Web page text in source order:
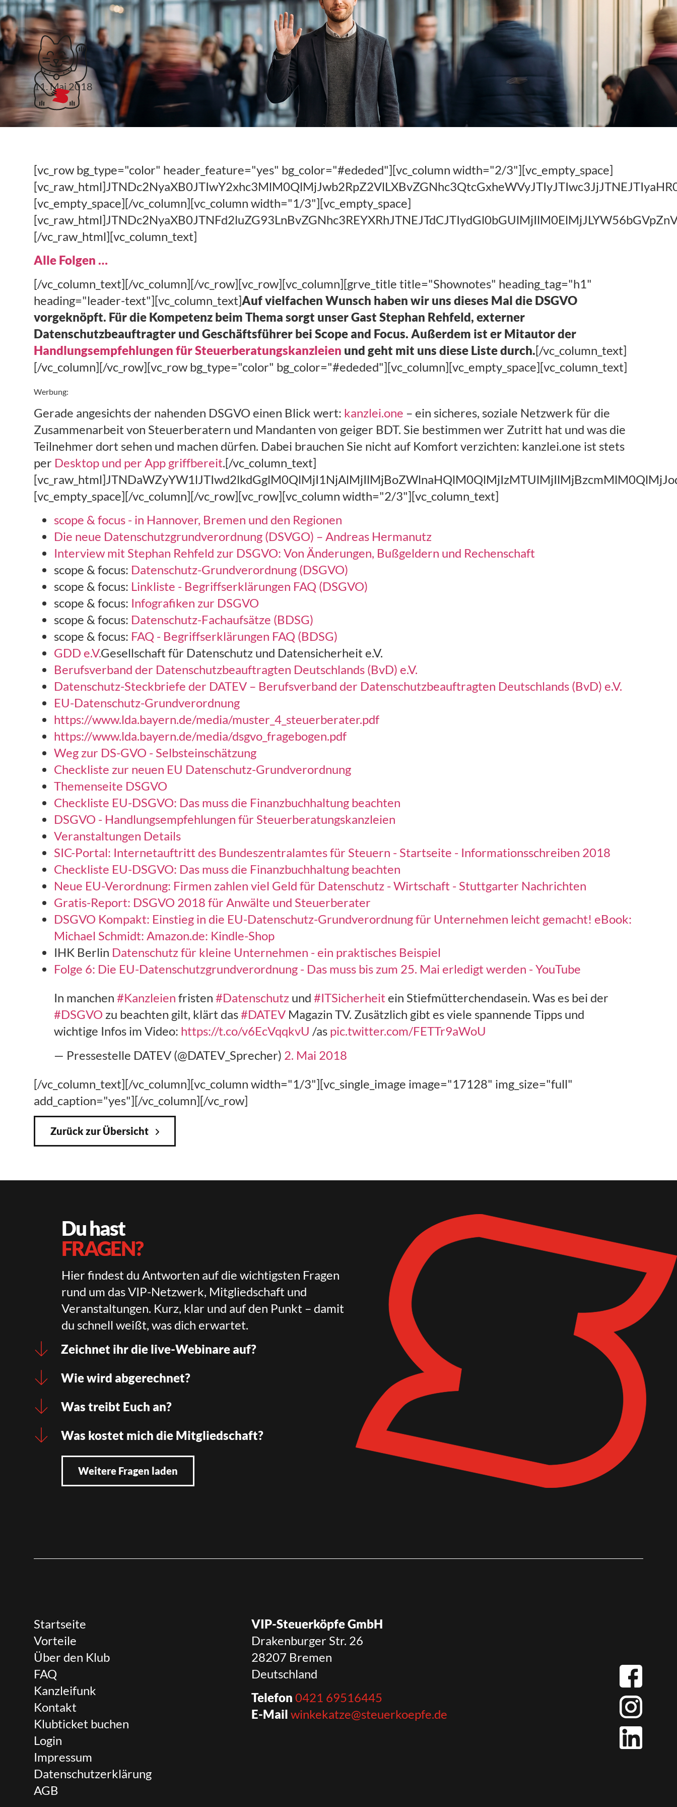
Kanzleifunk 63: Deesgehfauoh – mit
Stephan Rehfeld
11. Mai 2018
[vc_row bg_type="color" header_feature="yes" bg_color="#ededed"][vc_column width="2/3"][vc_empty_space]
[vc_empty_space][/vc_column][vc_column width="1/3"][vc_empty_space]
[/vc_raw_html][vc_column_text]
Alle Folgen …
[/vc_column_text][/vc_column][/vc_row][vc_row][vc_column][grve_title title="Shownotes" heading_tag="h1"
heading="leader-text"][vc_column_text]Auf vielfachen Wunsch haben wir uns dieses Mal die DSGVO
vorgeknöpft. Für die Kompetenz beim Thema sorgt unser Gast Stephan Rehfeld, externer
Datenschutzbeauftragter und Geschäftsführer bei Scope and Focus. Außerdem ist er Mitautor der
Handlungsempfehlungen für Steuerberatungskanzleien und geht mit uns diese Liste durch.[/vc_column_text]
[/vc_column][/vc_row][vc_row bg_type="color" bg_color="#ededed"][vc_column][vc_empty_space][vc_column_text]
Werbung:
Gerade angesichts der nahenden DSGVO einen Blick wert: kanzlei.one – ein sicheres, soziale Netzwerk für die
Zusammenarbeit von Steuerberatern und Mandanten von geiger BDT. Sie bestimmen wer Zutritt hat und was die
Teilnehmer dort sehen und machen dürfen. Dabei brauchen Sie nicht auf Komfort verzichten: kanzlei.one ist stets
per Desktop und per App griffbereit.[/vc_column_text]
[vc_empty_space][/vc_column][/vc_row][vc_row][vc_column width="2/3"][vc_column_text]
scope & focus - in Hannover, Bremen und den Regionen
Die neue Datenschutzgrundverordnung (DSVGO) – Andreas Hermanutz
Interview mit Stephan Rehfeld zur DSGVO: Von Änderungen, Bußgeldern und Rechenschaft
scope & focus: Datenschutz-Grundverordnung (DSGVO)
scope & focus: Linkliste - Begriffserklärungen FAQ (DSGVO)
scope & focus: Infografiken zur DSGVO
scope & focus: Datenschutz-Fachaufsätze (BDSG)
scope & focus: FAQ - Begriffserklärungen FAQ (BDSG)
GDD e.V.Gesellschaft für Datenschutz und Datensicherheit e.V.
Berufsverband der Datenschutzbeauftragten Deutschlands (BvD) e.V.
Datenschutz-Steckbriefe der DATEV – Berufsverband der Datenschutzbeauftragten Deutschlands (BvD) e.V.
EU-Datenschutz-Grundverordnung
https://www.lda.bayern.de/media/muster_4_steuerberater.pdf
https://www.lda.bayern.de/media/dsgvo_fragebogen.pdf
Weg zur DS-GVO - Selbsteinschätzung
Checkliste zur neuen EU Datenschutz-Grundverordnung
Themenseite DSGVO
Checkliste EU-DSGVO: Das muss die Finanzbuchhaltung beachten
DSGVO - Handlungsempfehlungen für Steuerberatungskanzleien
Veranstaltungen Details
SIC-Portal: Internetauftritt des Bundeszentralamtes für Steuern - Startseite - Informationsschreiben 2018
Checkliste EU-DSGVO: Das muss die Finanzbuchhaltung beachten
Neue EU-Verordnung: Firmen zahlen viel Geld für Datenschutz - Wirtschaft - Stuttgarter Nachrichten
Gratis-Report: DSGVO 2018 für Anwälte und Steuerberater
DSGVO Kompakt: Einstieg in die EU-Datenschutz-Grundverordnung für Unternehmen leicht gemacht! eBook:
Michael Schmidt: Amazon.de: Kindle-Shop
IHK Berlin Datenschutz für kleine Unternehmen - ein praktisches Beispiel
Folge 6: Die EU-Datenschutzgrundverordnung - Das muss bis zum 25. Mai erledigt werden - YouTube
In manchen#Kanzleien fristen#Datenschutz und#ITSicherheit ein Stiefmütterchendasein. Was es bei der
#DSGVO zu beachten gilt, klärt das#DATEV Magazin TV. Zusätzlich gibt es viele spannende Tipps und
wichtige Infos im Video: https://t.co/v6EcVqqkvU /as pic.twitter.com/FETTr9aWoU
— Pressestelle DATEV (@DATEV_Sprecher) 2. Mai 2018
[/vc_column_text][/vc_column][vc_column width="1/3"][vc_single_image image="17128" img_size="full"
add_caption="yes"][/vc_column][/vc_row]
Zurück zur Übersicht
Du hast
FRAGEN?
Hier findest du Antworten auf die wichtigsten Fragen
rund um das VIP-Netzwerk, Mitgliedschaft und
Veranstaltungen. Kurz, klar und auf den Punkt – damit
du schnell weißt, was dich erwartet.
Zeichnet ihr die live-Webinare auf?
Wie wird abgerechnet?
Was treibt Euch an?
Was kostet mich die Mitgliedschaft?
Weitere Fragen laden
Startseite
Vorteile
Über den Klub
FAQ
Kanzleifunk
Kontakt
Klubticket buchen
Login
Impressum
Datenschutzerklärung
AGB
VIP-Steuerköpfe GmbH
Drakenburger Str. 26
28207 Bremen
Deutschland
Telefon 0421 69516445
E-Mail winkekatze@steuerkoepfe.de